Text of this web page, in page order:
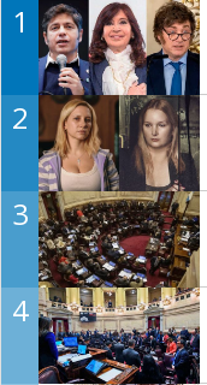
1
2
3
4